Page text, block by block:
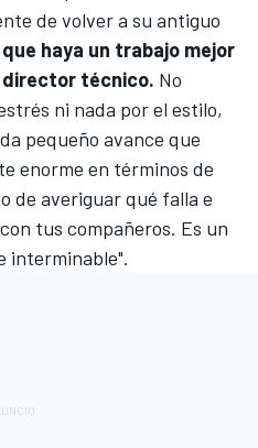
de volver a su antiguo
que haya un trabajo mejor
director técnico. No
ni nada por el estilo,
pequeño avance que
enorme en términos de
de averiguar qué falla e
tus compañeros. Es un
interminable".